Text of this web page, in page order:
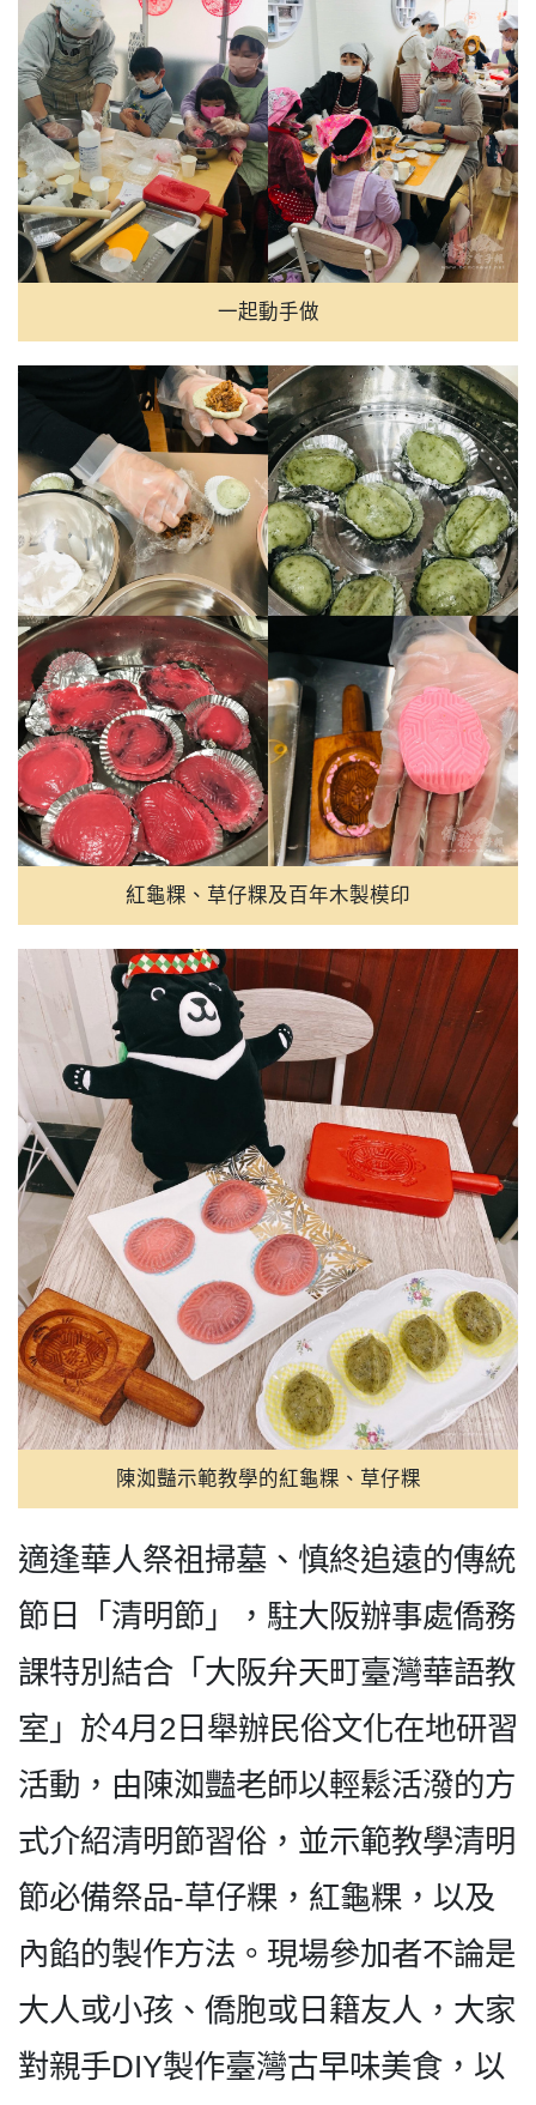
一起動手做
紅龜粿、草仔粿及百年木製模印
陳洳豔示範教學的紅龜粿、草仔粿
適逢華人祭祖掃墓、慎終追遠的傳統
節日「清明節」，駐大阪辦事處僑務
課特別結合「大阪弁天町臺灣華語教
室」於4月2日舉辦民俗文化在地研習
活動，由陳洳豔老師以輕鬆活潑的方
式介紹清明節習俗，並示範教學清明
節必備祭品-草仔粿，紅龜粿，以及
內餡的製作方法。現場參加者不論是
大人或小孩、僑胞或日籍友人，大家
對親手DIY製作臺灣古早味美食，以